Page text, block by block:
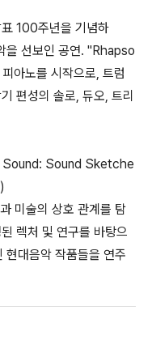
100주년을 기념하
을 선보인 공연. "Rhapso
아노를 시작으로, 트럼
편성의 솔로, 듀오, 트리
Sound Sketche
미술의 상호 관계를 탐
렉처 및 연구를 바탕으
현대음악 작품들을 연주